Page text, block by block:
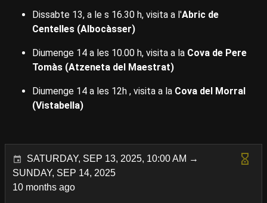
Dissabte 13, a le s 16.30 h, visita a l'Abric de
Centelles (Albocàsser)
Diumenge 14 a les 10.00 h, visita a la Cova de Pere
Tomàs (Atzeneta del Maestrat)
Diumenge 14 a les 12h , visita a la Cova del Morral
(Vistabella)
SATURDAY, SEP 13, 2025, 10:00 AM →
SUNDAY, SEP 14, 2025
10 months ago